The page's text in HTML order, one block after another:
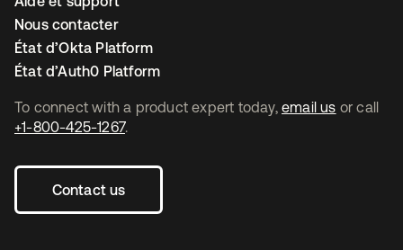
To connect with a product expert today, email us or call
+1-800-425-1267.
Contact us
Nous contacter
État d’Okta Platform
État d’Auth0 Platform